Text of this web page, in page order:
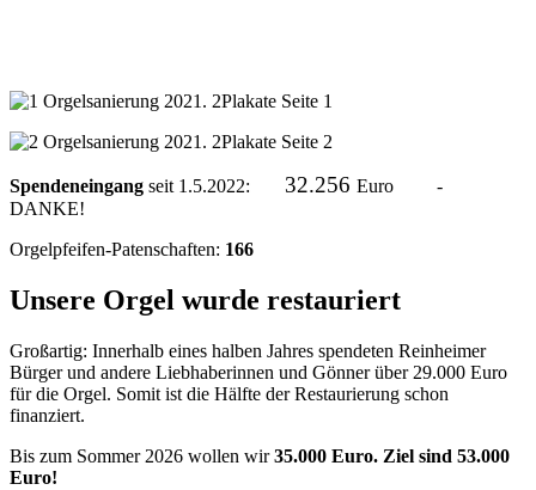
Spendeneingang seit 1.5.2022: 32.256 Euro -
DANKE!
Orgelpfeifen-Patenschaften: 166
Unsere Orgel wurde restauriert
Großartig: Innerhalb eines halben Jahres spendeten Reinheimer
Bürger und andere Liebhaberinnen und Gönner über 29.000 Euro
für die Orgel. Somit ist die Hälfte der Restaurierung schon
finanziert.
Bis zum Sommer 2026 wollen wir35.000 Euro. Ziel sind 53.000
Euro!